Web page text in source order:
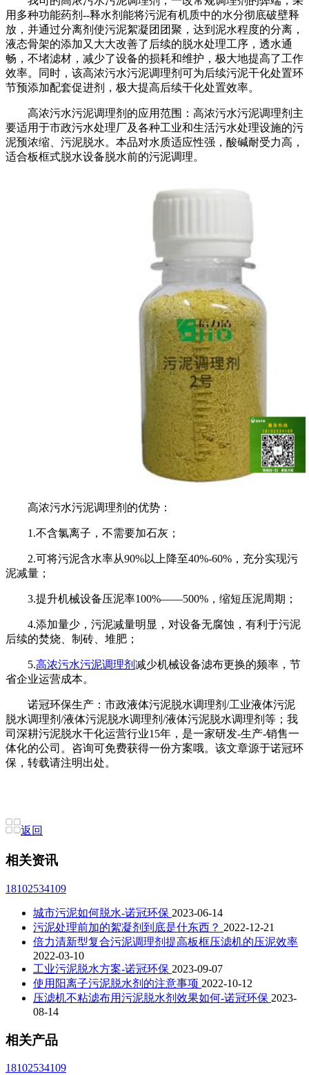
用多种功能药剂--释水剂能将污泥有机质中的水分彻底破壁释
放，并通过分离剂使污泥絮凝团团聚，达到泥水程度的分离，
液态骨架的添加又大大改善了后续的脱水处理工序，透水通
畅，不堵滤材，减少了设备的损耗和维护，极大地提高了工作
效率。同时，该高浓污水污泥调理剂可为后续污泥干化处置环
节预添加配套促进剂，极大提高后续干化处置效率。
高浓污水污泥调理剂的应用范围：高浓污水污泥调理剂主
要适用于市政污水处理厂及各种工业和生活污水处理设施的污
泥预浓缩、污泥脱水。本品对水质适应性强，酸碱耐受力高，
适合板框式脱水设备脱水前的污泥调理。
高浓污水污泥调理剂的优势：
1.不含氯离子，不需要加石灰；
2.可将污泥含水率从90%以上降至40%-60%，充分实现污
泥减量；
3.提升机械设备压泥率100%——500%，缩短压泥周期；
4.添加量少，污泥减量明显，对设备无腐蚀，有利于污泥
后续的焚烧、制砖、堆肥；
5.高浓污水污泥调理剂 减少机械设备滤布更换的频率，节
省企业运营成本。
诺冠环保生产：市政液体污泥脱水调理剂/工业液体污泥
脱水调理剂/液体污泥脱水调理剂/液体污泥脱水调理剂等；我
司深耕污泥脱水干化运营行业15年，是一家研发-生产-销售一
体化的公司。咨询可免费获得一份方案哦。该文章源于诺冠环
保，转载请注明出处。
返回
相关资讯
18102534109
城市污泥如何脱水-诺冠环保 2023-06-14
污泥处理前加的絮凝剂到底是什东西？ 2022-12-21
倍力清新型复合污泥调理剂提高板框压滤机的压泥效率
2022-03-10
工业污泥脱水方案-诺冠环保 2023-09-07
使用阳离子污泥脱水剂的注意事项 2022-10-12
压滤机不粘滤布用污泥脱水剂效果如何-诺冠环保 2023-
08-14
相关产品
18102534109